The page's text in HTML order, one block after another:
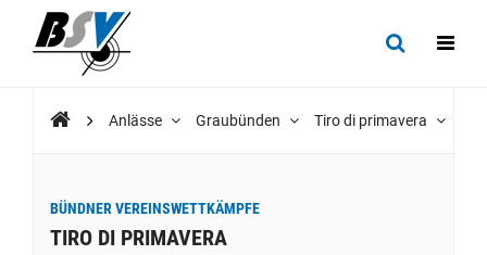
Anlässe Graubünden Tiro di primavera
BÜNDNER VEREINSWETTKÄMPFE
TIRO DI PRIMAVERA